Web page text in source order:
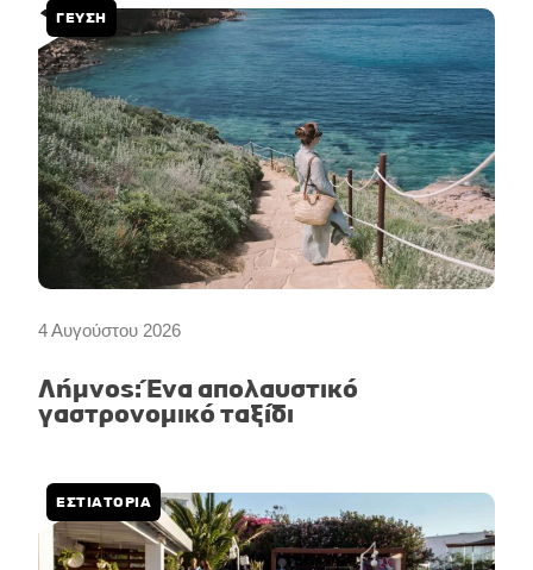
4 Αυγούστου 2026
ΓΕΥΣΗ
Λήμνος: Ένα απολαυστικό
γαστρονομικό ταξίδι
ΕΣΤΙΑΤΟΡΙΑ